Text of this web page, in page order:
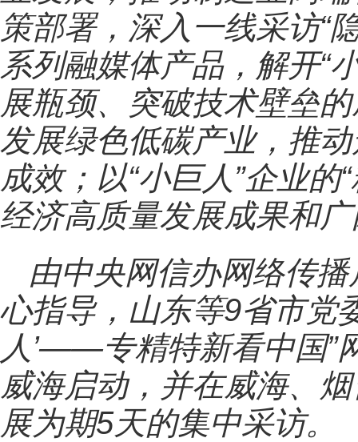
策部署，深入一线采访“
系列融媒体产品，解开“
展瓶颈、突破技术壁垒
发展绿色低碳产业，推
成效；以“小巨人”企业的
经济高质量发展成果和
由中央网信办网络传
心指导，山东等9省市党
人’——专精特新看中国”
威海启动，并在威海、
展为期5天的集中采访。